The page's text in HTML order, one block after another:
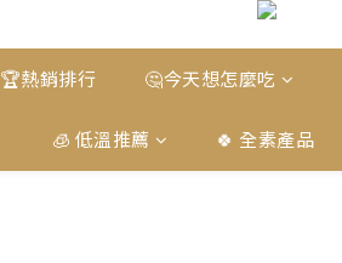
🏆熱銷排行 🤔今天想怎麼吃
🧊 低溫推薦 🍀 全素產品